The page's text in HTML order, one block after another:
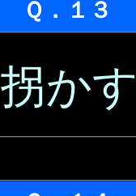
Ｑ．１３
拐かす